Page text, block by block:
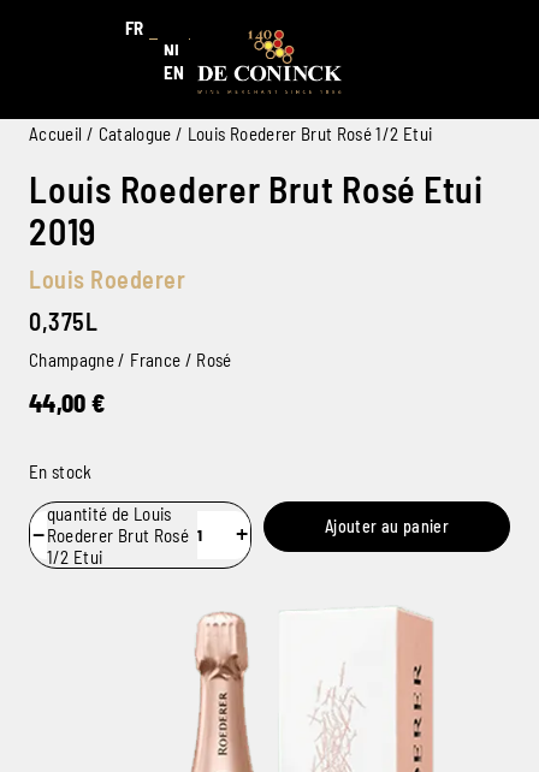
FR
NL
EN
Accueil / Catalogue / Louis Roederer Brut Rosé 1/2 Etui
Louis Roederer Brut Rosé Etui
2019
Louis Roederer
0,375L
Champagne / France / Rosé
44,00 €
En stock
−
quantité de Louis
Roederer Brut Rosé
1/2 Etui
+ Ajouter au panier